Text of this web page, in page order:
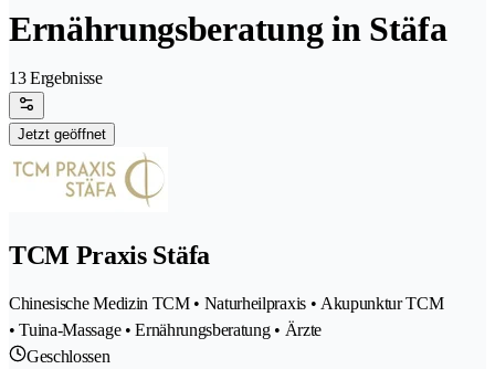
Ernährungsberatung in Stäfa
13 Ergebnisse
Jetzt geöffnet
TCM Praxis Stäfa
Chinesische Medizin TCM • Naturheilpraxis • Akupunktur TCM
• Tuina-Massage • Ernährungsberatung • Ärzte
Geschlossen